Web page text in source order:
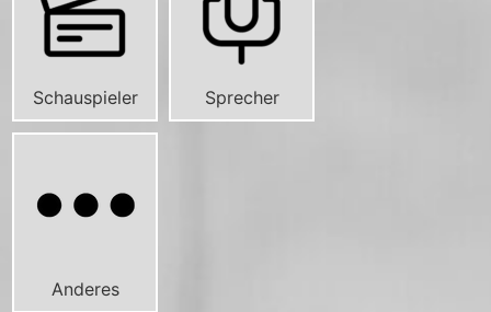
Schauspieler Sprecher
Anderes